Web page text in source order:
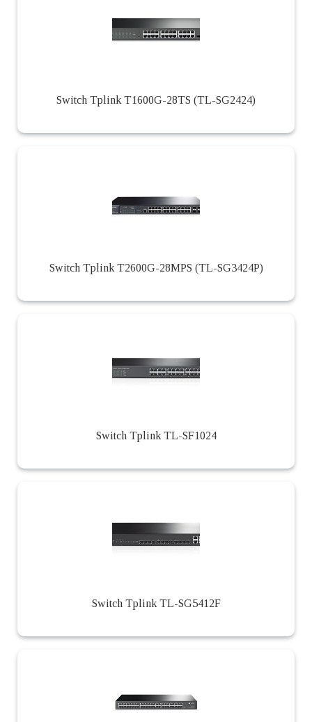
Switch Tplink T1600G-28TS (TL-SG2424)
Switch Tplink T2600G-28MPS (TL-SG3424P)
Switch Tplink TL-SF1024
Switch Tplink TL-SG5412F